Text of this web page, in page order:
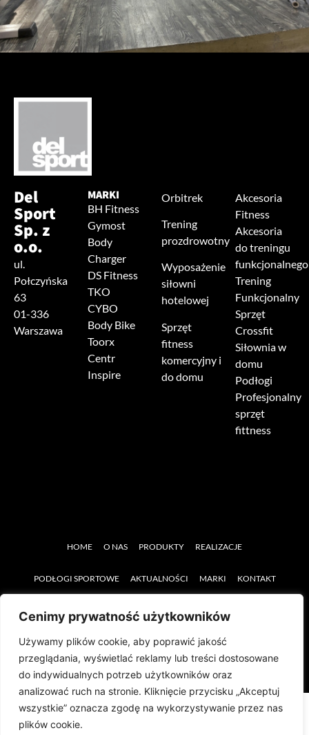
Cenimy prywatność użytkowników
Używamy plików cookie, aby poprawić jakość
przeglądania, wyświetlać reklamy lub treści dostosowane
do indywidualnych potrzeb użytkowników oraz
analizować ruch na stronie. Kliknięcie przycisku „Akceptuj
wszystkie” oznacza zgodę na wykorzystywanie przez nas
plików cookie.
Del
Sport
Sp. z
o.o.
ul.
Połczyńska
63
01-336
Warszawa
MARKI
BH Fitness
Gymost
Body
Charger
DS Fitness
TKO
CYBO
Body Bike
Toorx
Centr
Inspire
Orbitrek
Trening
prozdrowotny
Wyposażenie
siłowni
hotelowej
Sprzęt
fitness
komercyjny i
do domu
Akcesoria
Fitness
Akcesoria
do treningu
funkcjonalnego
Trening
Funkcjonalny
Sprzęt
Crossfit
Siłownia w
domu
Podłogi
Profesjonalny
sprzęt
fittness
HOME O NAS PRODUKTY REALIZACJE
PODŁOGI SPORTOWE AKTUALNOŚCI MARKI KONTAKT
SERWIS SPRZĘT REHABILITACYJNY